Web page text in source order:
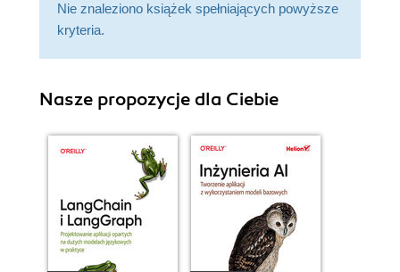
Nie znaleziono książek spełniających powyższe
kryteria.
Nasze propozycje dla Ciebie